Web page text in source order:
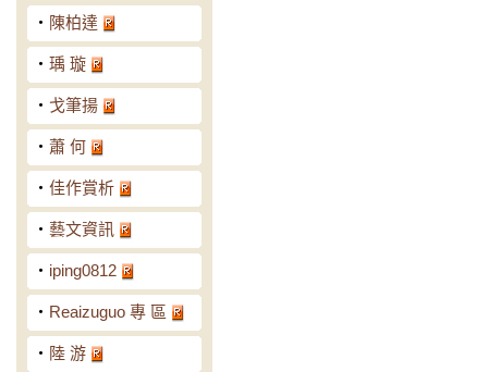
‧ 陳柏達
‧ 瑀 璇
‧ 戈筆揚
‧ 蕭 何
‧ 佳作賞析
‧ 藝文資訊
‧ iping0812
‧ Reaizuguo 專 區
‧ 陸 游